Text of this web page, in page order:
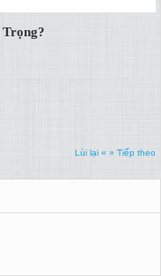
Lùi lại « » Tiếp theo